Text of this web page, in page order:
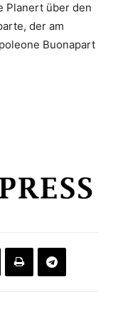
Planert über den
der am
Buonapart